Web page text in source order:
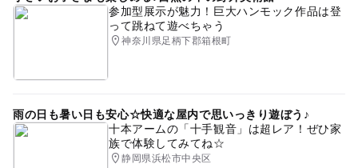
参加型展示が魅力！巨大ハンモック作品は登
って跳ねて遊べちゃう
神奈川県足柄下郡箱根町
雨の日も暑い日も安心☆快適な屋内で思いっきり遊ぼう♪
十本アームの「十手観音」は超レア！ぜひ家
族で体験してみてね☆
静岡県浜松市中央区